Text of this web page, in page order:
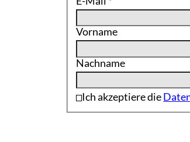
Vorname
Nachname
Ich akzeptiere die